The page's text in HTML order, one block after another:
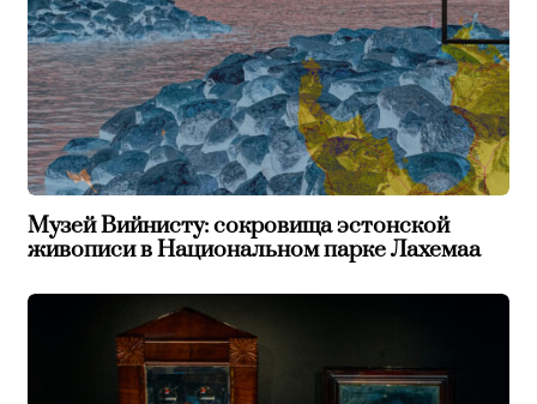
Музей Вийнисту: сокровища эстонской
живописи в Национальном парке Лахемаа